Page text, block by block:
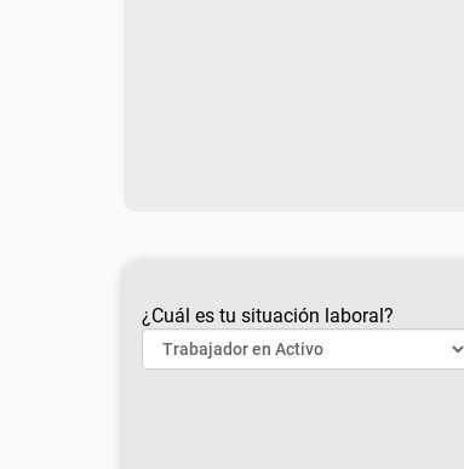
¿Cuál es tu situación laboral?